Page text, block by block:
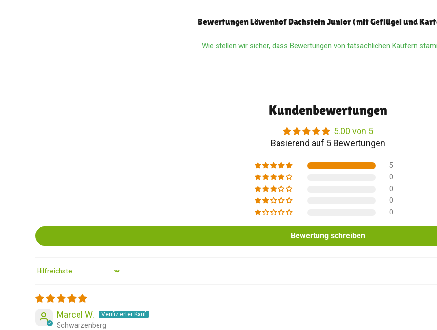
Bewertungen Löwenhof Dachstein Junior (mit Geflügel und
Wie stellen wir sicher, dass Bewertungen von tatsächlichen Käufern
Kundenbewertungen
5.00 von 5
Basierend auf 5 Bewertungen
5
0
0
0
0
Bewertung schreiben
Sort by
Marcel W.
Schwarzenberg